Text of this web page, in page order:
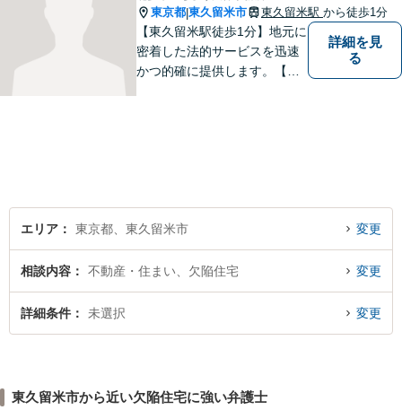
東京都|東久留米市 東久留米駅 から徒歩1分
【東久留米駅徒歩1分】地元に
密着した法的サービスを迅速
かつ的確に提供します。【当
詳細を見
る
エリア 東京都、東久留米市 変更
相談内容 不動産・住まい、欠陥住宅 変更
詳細条件 未選択 変更
東久留米市から近い欠陥住宅に強い弁護士